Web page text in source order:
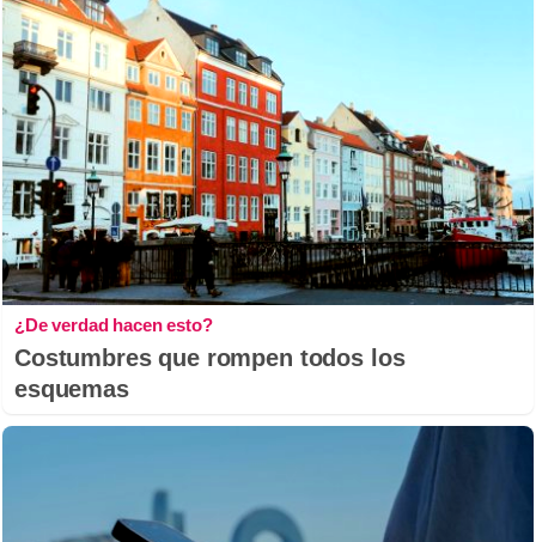
¿De verdad hacen esto?
Costumbres que rompen todos los
esquemas